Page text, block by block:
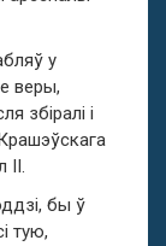
у
веры,
збіралі і
бы ў
тую,